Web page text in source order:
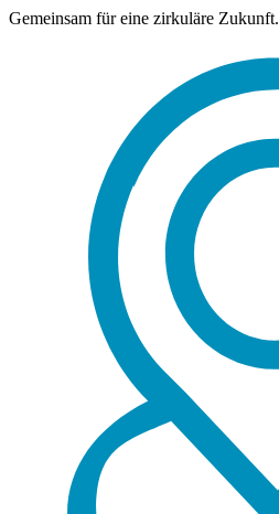
Gemeinsam für eine zirkuläre Zukunft.